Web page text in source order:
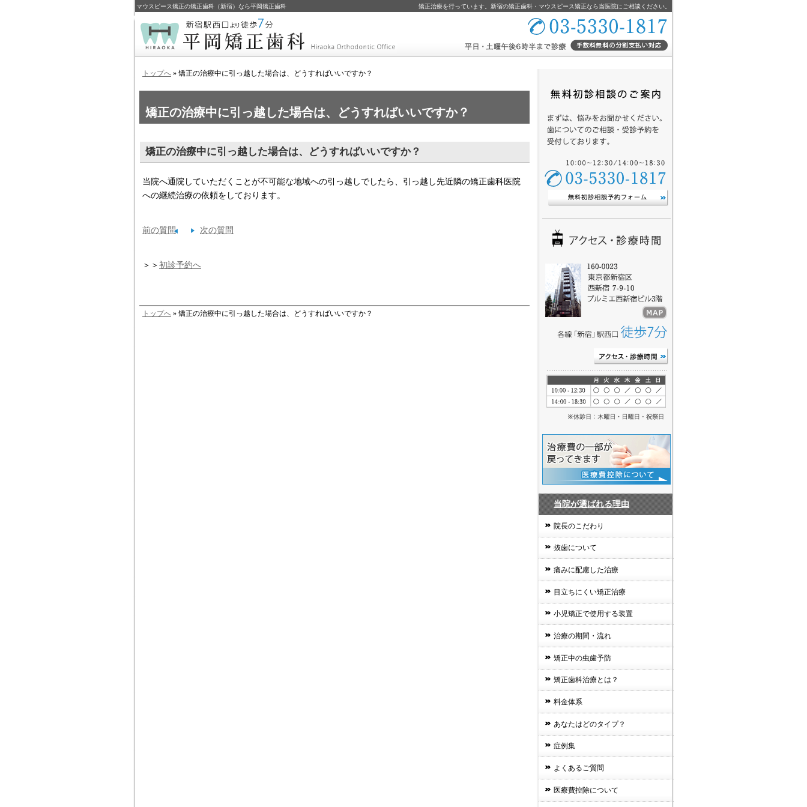
矯正の治療中に引っ越した場合は、どうすればいいですか？
矯正治療を行っています。新宿の矯正歯科・マウスピース矯正なら当医院にご相談ください。
マウスピース矯正の矯正歯科（新宿）なら平岡矯正歯科
トップへ » 矯正の治療中に引っ越した場合は、どうすればいいですか？
矯正の治療中に引っ越した場合は、どうすればいいですか？
当院へ通院していただくことが不可能な地域への引っ越しでしたら、引っ越し先近隣の矯正歯科医院
への継続治療の依頼をしております。
前の質問 次の質問
＞＞ 初診予約へ
トップへ » 矯正の治療中に引っ越した場合は、どうすればいいですか？
当院が選ばれる理由
院長のこだわり
抜歯について
痛みに配慮した治療
目立ちにくい矯正治療
小児矯正で使用する装置
治療の期間・流れ
矯正中の虫歯予防
矯正歯科治療とは？
料金体系
あなたはどのタイプ？
症例集
よくあるご質問
医療費控除について